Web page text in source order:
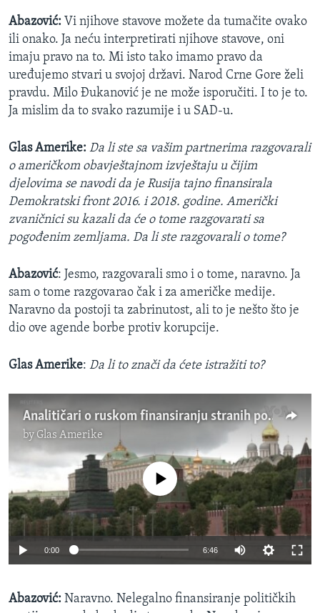
Abazović: Vi njihove stavove možete da tumačite ovako
ili onako. Ja neću interpretirati njihove stavove, oni
imaju pravo na to. Mi isto tako imamo pravo da
uređujemo stvari u svojoj državi. Narod Crne Gore želi
pravdu. Milo Đukanović je ne može isporučiti. I to je to.
Ja mislim da to svako razumije i u SAD-u.
Glas Amerike: Da li ste sa vašim partnerima razgovarali
o američkom obavještajnom izvještaju u čijim
djelovima se navodi da je Rusija tajno finansirala
Demokratski front 2016. i 2018. godine. Američki
zvaničnici su kazali da će o tome razgovarati sa
pogođenim zemljama. Da li ste razgovarali o tome?
Abazović: Jesmo, razgovarali smo i o tome, naravno. Ja
sam o tome razgovarao čak i za američke medije.
Naravno da postoji ta zabrinutost, ali to je nešto što je
dio ove agende borbe protiv korupcije.
Glas Amerike: Da li to znači da ćete istražiti to?
Analitičari o ruskom finansiranju stranih političara
by Glas Amerike
No media source currently available
0:00 6:46
Abazović: Naravno. Nelegalno finansiranje političkih